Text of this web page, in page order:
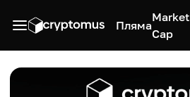
Пляма
Market
Cap